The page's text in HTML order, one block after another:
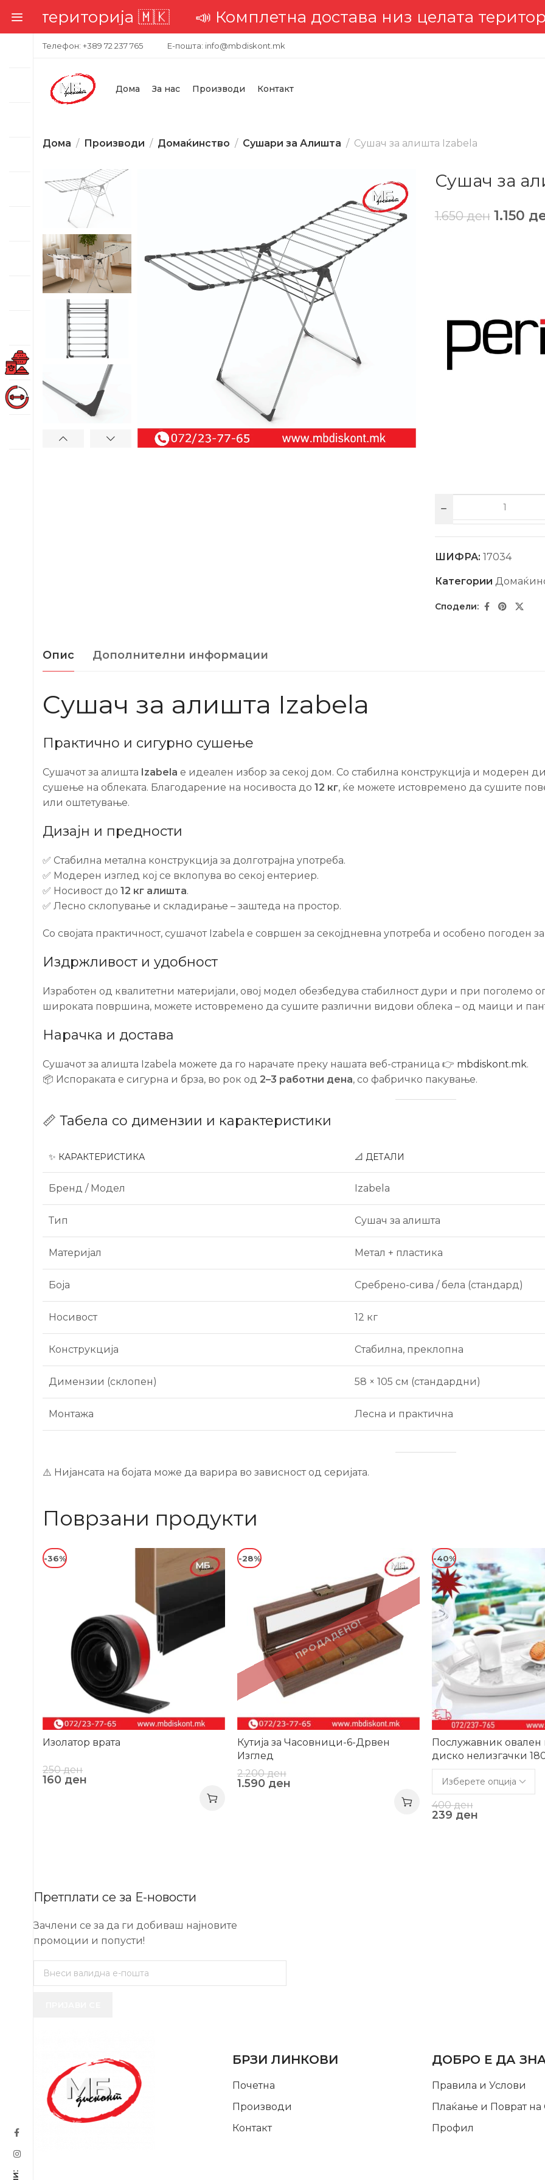
🇲🇰 📣 Комплетна достава низ целата
Телефон: +389 72 237 765 Е-пошта: info@mbdiskont.mk
Дома За нас Производи Контакт
Дома Производи Домаќинство Сушари за Алишта Сушач за алишта Izabela
Сушач за
1.650ден 1.150
ШИФРА: 17034
Категории
Опис Дополнителни информации
Сушач за алишта Izabela
Практично и сигурно сушење
Сушачот за алишта Izabela е идеален избор за секој дом. Со стабилна конструкција и модерен
сушење на облеката. Благодарение на носивоста до 12 кг, ќе можете истовремено да сушите
или оштетување.
Дизајн и предности
✅ Стабилна метална конструкција за долготрајна употреба.
✅ Модерен изглед кој се вклопува во секој ентериер.
✅ Носивост до 12 кг алишта.
✅ Лесно склопување и складирање – заштеда на простор.
Со својата практичност, сушачот Izabela е совршен за секојдневна употреба и особено погоден за
Издржливост и удобност
Изработен од квалитетни материјали, овој модел обезбедува стабилност дури и при
широката површина, можете истовремено да сушите различни видови облека – од маици и
Нарачка и достава
Сушачот за алишта Izabela можете да го нарачате преку нашата веб-страница 👉 mbdiskont.mk.
📦 Испораката е сигурна и брза, во рок од 2–3 работни дена, со фабричко пакување.
📏 Табела со димензии и карактеристики
✨ КАРАКТЕРИСТИКА 📐 ДЕТАЛИ
Бренд / Модел Izabela
Тип Сушач за алишта
Материјал Метал + пластика
Боја Сребрено-сива / бела (стандард)
Носивост 12 кг
Конструкција Стабилна, преклопна
Димензии (склопен) 58 × 105 см (стандардни)
Монтажа Лесна и практична
⚠️ Нијансата на бојата може да варира во зависност од серијата.
Поврзани продукти
-36%
Изолатор врата
250ден
160 ден
ПРОДАДЕНО!
-28%
Кутија за Часовници-6-Дрвен
Изглед
2.200ден
1.590 ден
-40%
Послужавник овален
диско нелизгачки
400ден
239 ден
Претплати се за Е-новости
Зачлени се за да ги добиваш најновите
промоции и попусти!
БРЗИ ЛИНКОВИ
Почетна
Производи
Контакт
ДОБРО Е ДА
Правила и Услови
Плаќање и Поврат на
Профил